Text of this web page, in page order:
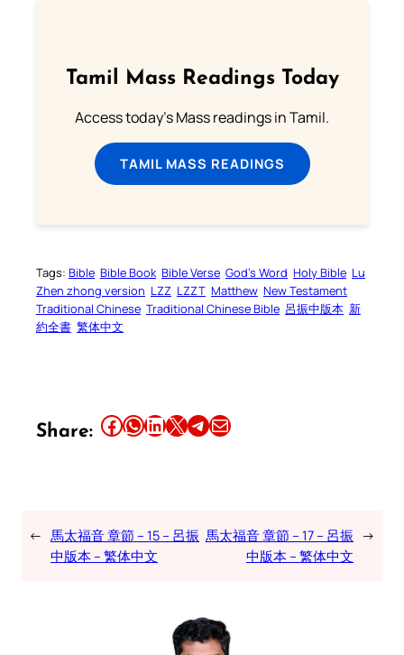
Tamil Mass Readings Today
Access today's Mass readings in Tamil.
TAMIL MASS READINGS
Tags: Bible Bible Book Bible Verse God’s Word Holy Bible Lu
Zhen zhong version LZZ LZZT Matthew New Testament
Traditional Chinese Traditional Chinese Bible 呂振中版本 新
約全書 繁体中文
Share: Share this article on Facebook Share this article on WhatsApp Share this article on LinkedIn Share this article on X Share this article on TelegramEmail this Article
← 馬太福音 章節 – 15 – 呂振
中版本 – 繁体中文
馬太福音 章節 – 17 – 呂振
中版本 – 繁体中文
→